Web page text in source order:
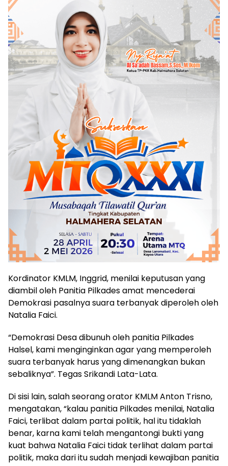
Kordinator KMLM, Inggrid, menilai keputusan yang
diambil oleh Panitia Pilkades amat mencederai
Demokrasi pasalnya suara terbanyak diperoleh oleh
Natalia Faici.
“Demokrasi Desa dibunuh oleh panitia Pilkades
Halsel, kami menginginkan agar yang memperoleh
suara terbanyak harus yang dimenangkan bukan
sebaliknya”. Tegas Srikandi Lata-Lata.
Di sisi lain, salah seorang orator KMLM Anton Trisno,
mengatakan, “kalau panitia Pilkades menilai, Natalia
Faici, terlibat dalam partai politik, hal itu tidaklah
benar, karna kami telah mengantongi bukti yang
kuat bahwa Natalia Faici tidak terlihat dalam partai
politik, maka dari itu sudah menjadi kewajiban panitia